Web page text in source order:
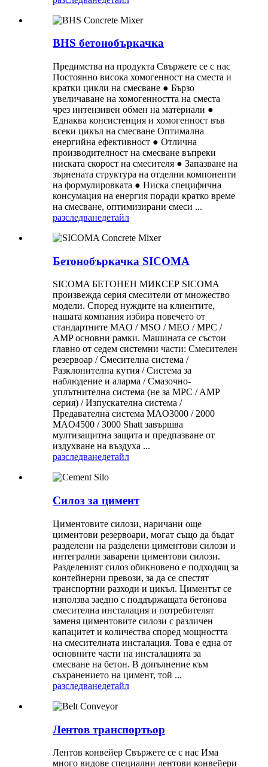
BHS бетонобъркачка
Предимства на продукта Свържете се с нас
Постоянно висока хомогенност на сместа и
кратки цикли на смесване ● Бързо
увеличаване на хомогенността на сместа
чрез интензивен обмен на материали ●
Еднаква консистенция и хомогенност във
всеки цикъл на смесване Оптимална
енергийна ефективност ● Отлична
производителност на смесване въпреки
ниската скорост на смесителя ● Запазване на
зърнената структура на отделни компоненти
на формулировката ● Ниска специфична
консумация на енергия поради кратко време
на смесване, оптимизирани смеси ...
разследванедетайл
Бетонобъркачка SICOMA
SICOMA БЕТОНЕН МИКСЕР SICOMA
произвежда серия смесители от множество
модели. Според нуждите на клиентите,
нашата компания избира повечето от
стандартните MAO / MSO / MEO / MPC /
AMP основни рамки. Машината се състои
главно от седем системни части: Смесителен
резервоар / Смесителна система /
Разклонителна кутия / Система за
наблюдение и аларма / Смазочно-
уплътнителна система (не за MPC / AMP
серия) / Изпускателна система /
Предавателна система MAO3000 / 2000
MAO4500 / 3000 Shatt завършва
мултизащитна защита и предпазване от
издухване на въздуха ...
разследванедетайл
Силоз за цимент
Циментовите силози, наричани още
циментови резервоари, могат също да бъдат
разделени на разделени циментови силози и
интегрални заварени циментови силози.
Разделеният силоз обикновено е подходящ за
контейнерни превози, за да се спестят
транспортни разходи и цикъл. Циментът се
използва заедно с поддържащата бетонова
смесителна инсталация и потребителят
заменя циментовите силози с различен
капацитет и количества според мощността
на смесителната инсталация. Това е една от
основните части на инсталацията за
смесване на бетон. В допълнение към
съхранението на цимент, той ...
разследванедетайл
Лентов транспортьор
Лентов конвейер Свържете се с нас Има
много видове специални лентови конвейери